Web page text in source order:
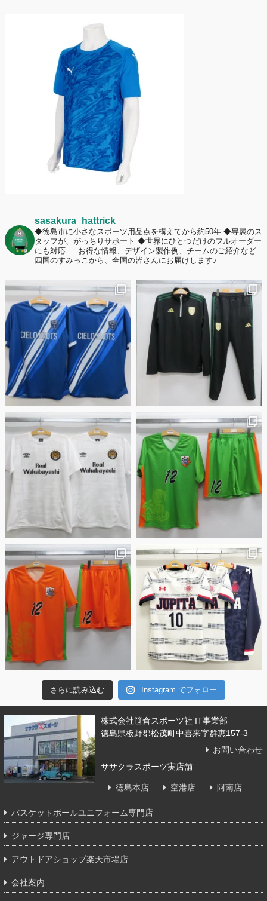
名前入りユニフォームで子どもの自信が「プラスになった」と感じた保
護者は約67%！「やや高いと感じたが納得して購入した」と価値を実感
する声も32.7%に！
2026年6月15日
応援ユニフォーム、約53％が「会場に一体感があってよい」と回答。チ
ームへの愛情が伝わる応援スタイルとは？
sasakura_hattrick
◆徳島市に小さなスポーツ用品点を構えてから約50年 ◆専属のス
タッフが、がっちりサポート ◆世界にひとつだけのフルオーダー
にも対応
お得な情報、デザイン製作例、チームのご紹介など
四国のすみっこから、全国の皆さんにお届けします♪
さらに読み込む Instagram でフォロー
株式会社笹倉スポーツ社 IT事業部
徳島県板野郡松茂町中喜来字群恵157-3
お問い合わせ
ササクラスポーツ実店舗
徳島本店 空港店 阿南店
バスケットボールユニフォーム専門店
ジャージ専門店
アウトドアショップ楽天市場店
会社案内